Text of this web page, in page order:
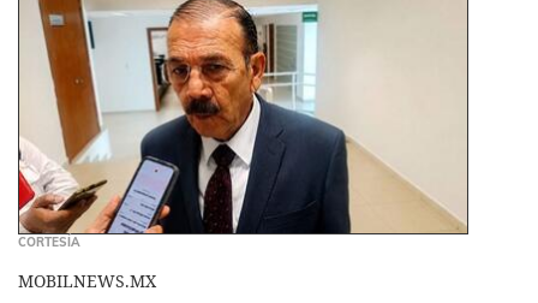
CORTESÍA
MOBILNEWS.MX